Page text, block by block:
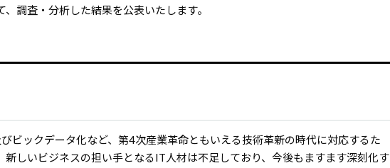
調査・分析した結果を公表いたします。
ビックデータ化など、第4次産業革命ともいえる技術革新の時代に対応するた
しいビジネスの担い手となるIT人材は不足しており、今後もますます深刻化す